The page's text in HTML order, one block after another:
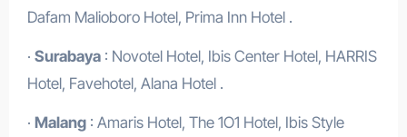
Dafam Malioboro Hotel, Prima Inn Hotel .
· Surabaya: Novotel Hotel, Ibis Center Hotel, HARRIS
Hotel, Favehotel, Alana Hotel .
· Malang: Amaris Hotel, The 1O1 Hotel, Ibis Style